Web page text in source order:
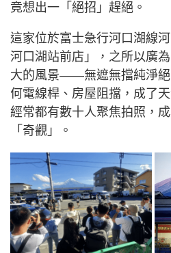
竟想出一「絕招」趕絕。
這家位於富士急行河口湖線
河口湖站前店」，之所以廣
大的風景——無遮無擋純淨絕
何電線桿、房屋阻擋，成了
經常都有數十人聚焦拍照，
「奇觀」。